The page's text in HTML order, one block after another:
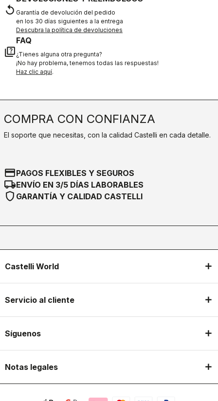
replay Garantía de devolución del pedido
en los 30 días siguientes a la entrega
Descubra la política de devoluciones
quiz
FAQ
¿Tienes alguna otra pregunta?
¡No hay problema, tenemos todas las respuestas!
Haz clic aquí.
COMPRA CON CONFIANZA
El soporte que necesitas, con la calidad Castelli en cada detalle.
credit_cardPAGOS FLEXIBLES Y SEGUROS
local_shippingENVÍO EN 3/5 DÍAS LABORABLES
shield GARANTÍA Y CALIDAD CASTELLI
Castelli World
Servicio al cliente
Síguenos
Notas legales